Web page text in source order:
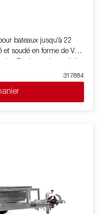
bateaux jusqu'à 22
et soudé en forme de V
Rouleaux de qualité
sur la coque du
doubles rouleaux latéraux
votre bateau. Chassis
et la durée de vie de votre
réglables pour
de treuil est également
pour
lors du transport. Les
l'utilisation de la remorque
flexibilité, commodité et
feu est entièrement
317884